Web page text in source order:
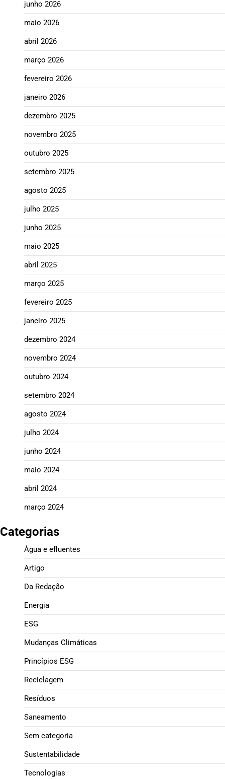
junho 2026
maio 2026
abril 2026
março 2026
fevereiro 2026
janeiro 2026
dezembro 2025
novembro 2025
outubro 2025
setembro 2025
agosto 2025
julho 2025
junho 2025
maio 2025
abril 2025
março 2025
fevereiro 2025
janeiro 2025
dezembro 2024
novembro 2024
outubro 2024
setembro 2024
agosto 2024
julho 2024
junho 2024
maio 2024
abril 2024
março 2024
Categorias
Água e efluentes
Artigo
Da Redação
Energia
ESG
Mudanças Climáticas
Princípios ESG
Reciclagem
Resíduos
Saneamento
Sem categoria
Sustentabilidade
Tecnologias